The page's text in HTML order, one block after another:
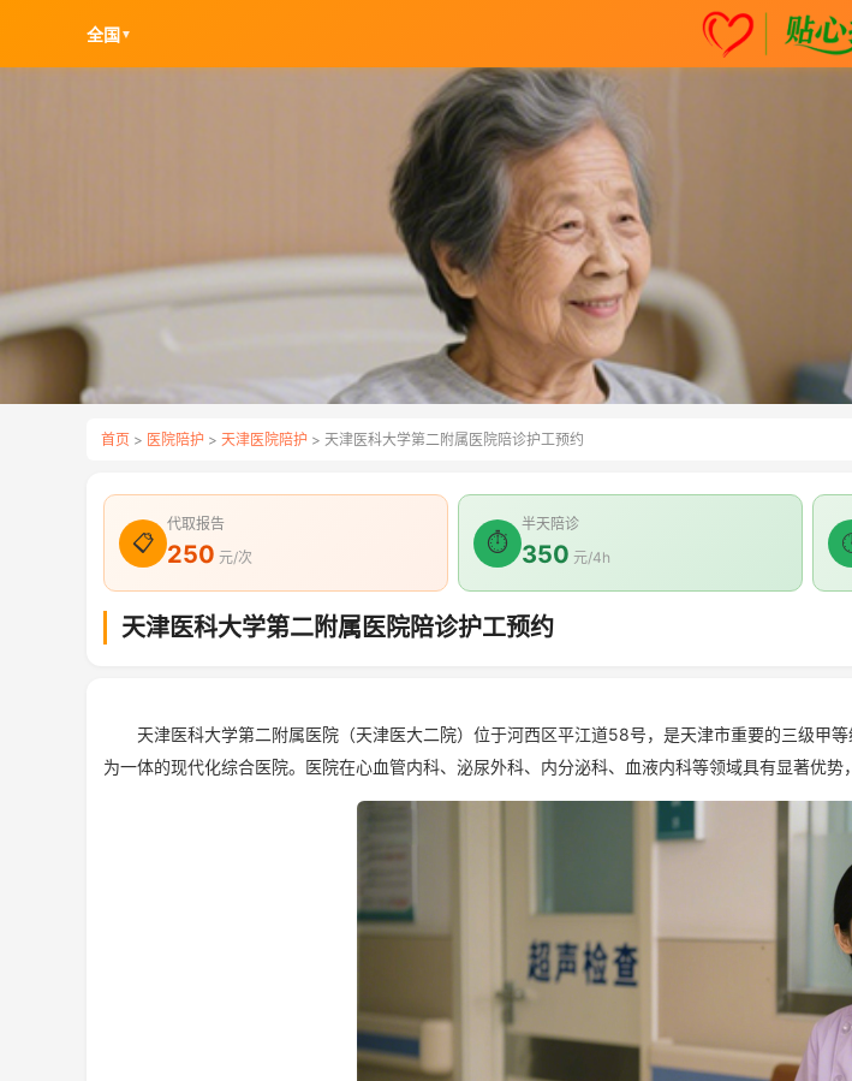
全国 ▼
首页 > 医院陪护 > 天津医院陪护 > 天津医科大学第二附属医院陪诊护工预约
📋
代取报告
250 元/次
⏱
半天陪诊
350 元/4h
天津医科大学第二附属医院陪诊护工预约
天津医科大学第二附属医院（天津医大二院）位于河西区平江道58号，是天津市重要的三级甲
为一体的现代化综合医院。医院在心血管内科、泌尿外科、内分泌科、血液内科等领域具有显著优势